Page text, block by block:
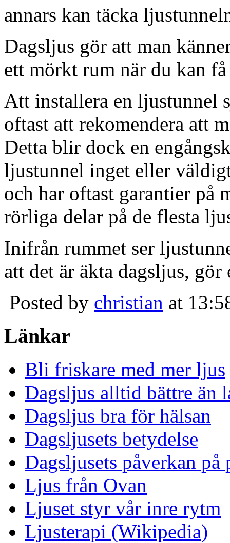
annars kan täcka
Dagsljus gör att man
ett mörkt rum när du kan
Att installera en ljustunnel
oftast att rekomendera att
Detta blir dock en
ljustunnel inget eller
och har oftast garantier på
rörliga delar på de flesta
Inifrån rummet ser
att det är äkta dagsljus,
Posted by christian at
Länkar
Bli friskare med mer ljus
Dagsljus alltid bättre än
Dagsljus bra för hälsan
Dagsljusets betydelse
Dagsljusets påverkan på
Ljus från Ovan
Ljuset styr vår inre rytm
Ljusterapi (Wikipedia)